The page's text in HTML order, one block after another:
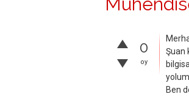
0
oy
Şuan
Ben